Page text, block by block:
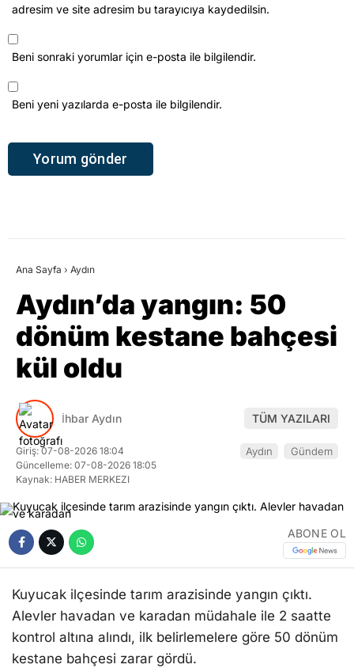
adresim ve site adresim bu tarayıcıya kaydedilsin.
Beni sonraki yorumlar için e-posta ile bilgilendir.
Beni yeni yazılarda e-posta ile bilgilendir.
Ana Sayfa › Aydın
Aydın’da yangın: 50
dönüm kestane bahçesi
kül oldu
İhbar Aydın TÜM YAZILARI
Giriş: 07-08-2026 18:04
Güncelleme: 07-08-2026 18:05
Kaynak: HABER MERKEZI
Aydın Gündem
ABONE OL
Kuyucak ilçesinde tarım arazisinde yangın çıktı.
Alevler havadan ve karadan müdahale ile 2 saatte
kontrol altına alındı, ilk belirlemelere göre 50 dönüm
kestane bahçesi zarar gördü.